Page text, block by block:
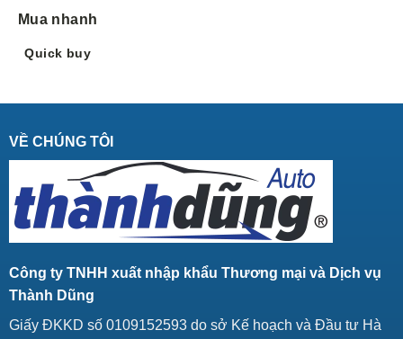
Mua nhanh
Quick buy
VỀ CHÚNG TÔI
Công ty TNHH xuất nhập khẩu Thương mại và Dịch vụ
Thành Dũng
Giấy ĐKKD số 0109152593 do sở Kế hoạch và Đầu tư Hà